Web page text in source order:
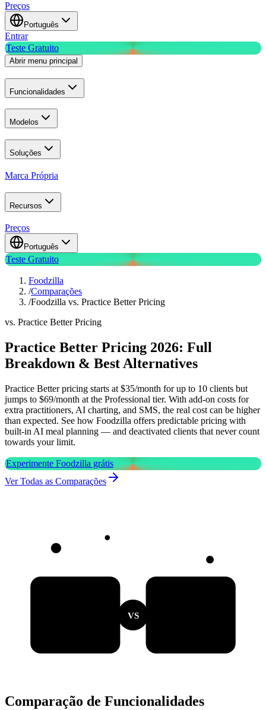
Preços
Português
Entrar
Teste Gratuito
Abrir menu principal
Funcionalidades
Modelos
Soluções
Marca Própria
Recursos
Preços
Português
Teste Gratuito
Foodzilla
/Comparações
/Foodzilla vs. Practice Better Pricing
vs. Practice Better Pricing
Practice Better Pricing 2026: Full
Breakdown & Best Alternatives
Practice Better pricing starts at $35/month for up to 10 clients but
jumps to $69/month at the Professional tier. With add-on costs for
extra practitioners, AI charting, and SMS, the real cost can be higher
than expected. See how Foodzilla offers predictable pricing with
built-in AI meal planning — and deactivated clients that never count
towards your limit.
Experimente Foodzilla grátis
Ver Todas as Comparações
VS
Comparação de Funcionalidades